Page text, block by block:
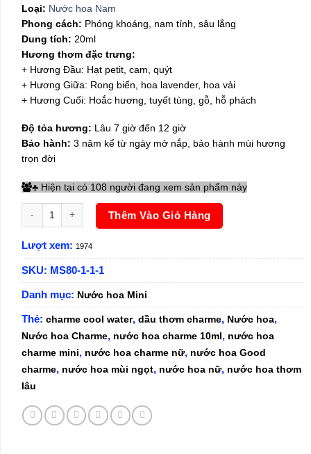
Loại: Nước hoa Nam
Phong cách: Phóng khoáng, nam tính, sâu lắng
Dung tích: 20ml
Hương thơm đặc trưng:
+ Hương Đầu: Hạt petit, cam, quýt
+ Hương Giữa: Rong biển, hoa lavender, hoa vải
+ Hương Cuối: Hoắc hương, tuyết tùng, gỗ, hỗ phách
Độ tỏa hương: Lâu 7 giờ đến 12 giờ
Bảo hành: 3 năm kể từ ngày mở nắp, bảo hành mùi hương
trọn đời
♣ Hiện tại có 108 người đang xem sản phẩm này
Set Nước Hoa Nam Charme Cool Water 2 chai 10ml số lượng
Thêm Vào Giỏ Hàng
Lượt xem: 1974
SKU: MS80-1-1-1
Danh mục: Nước hoa Mini
Thẻ: charme cool water, dầu thơm charme, Nước hoa,
Nước hoa Charme, nước hoa charme 10ml, nước hoa
charme mini, nước hoa charme nữ, nước hoa Good
charme, nước hoa mùi ngọt, nước hoa nữ, nước hoa thơm
lâu